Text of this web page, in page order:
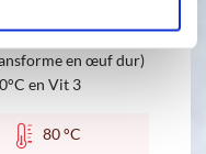
le jaune d'œuf
la cuisson (pour
en œuf dur)
en Vit 3
80 °C